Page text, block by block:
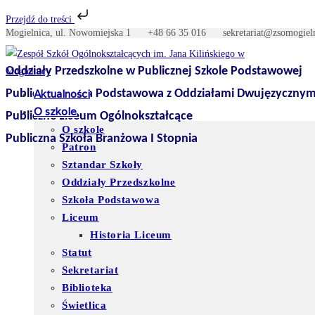
Przejdź do treści
Skip
to
content
Mogielnica, ul. Nowomiejska 1 +48 66 35 016
Oddziały Przedszkolne w Publicznej Szkole Podstawowej
Publiczna Szkoła Podstawowa z Oddziałami
Publiczne Liceum Ogólnokształcące
Publiczna Szkoła Branżowa I Stopnia
Aktualności
O szkole
O szkole
Patron
Sztandar Szkoły
Oddziały Przedszkolne
Szkoła Podstawowa
Liceum
Historia Liceum
Statut
Sekretariat
Biblioteka
Świetlica